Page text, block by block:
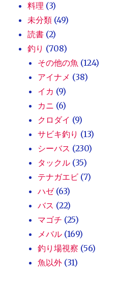
料理 (3)
未分類 (49)
読書 (2)
釣り (708)
その他の魚 (124)
アイナメ (38)
イカ (9)
カニ (6)
クロダイ (9)
サビキ釣り (13)
シーバス (230)
タックル (35)
テナガエビ (7)
ハゼ(63)
バス (22)
マゴチ (25)
メバル (169)
釣り場視察 (56)
魚以外 (31)